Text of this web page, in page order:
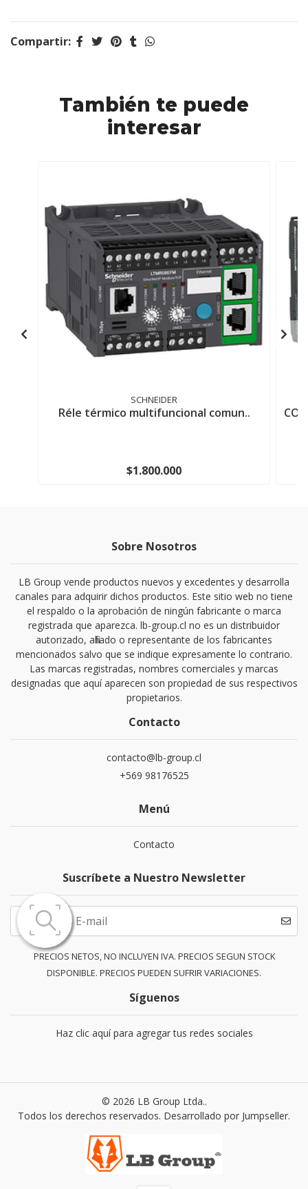
Compartir:
También te puede
interesar
SCHNEIDER
Réle térmico multifuncional comun..
$1.800.000
Sobre Nosotros
LB Group vende productos nuevos y excedentes y desarrolla
canales para adquirir dichos productos. Este sitio web no tiene
el respaldo o la aprobación de ningún fabricante o marca
registrada que aparezca. lb-group.cl no es un distribuidor
autorizado, afiliado o representante de los fabricantes
mencionados salvo que se indique expresamente lo contrario.
Las marcas registradas, nombres comerciales y marcas
designadas que aquí aparecen son propiedad de sus respectivos
propietarios.
Contacto
contacto@lb-group.cl
+569 98176525
Menú
Contacto
Suscríbete a Nuestro Newsletter
PRECIOS NETOS, NO INCLUYEN IVA. PRECIOS SEGUN STOCK
DISPONIBLE. PRECIOS PUEDEN SUFRIR VARIACIONES.
Síguenos
Haz clic aquí para agregar tus redes sociales
© 2026 LB Group Ltda..
Todos los derechos reservados. Desarrollado por Jumpseller.